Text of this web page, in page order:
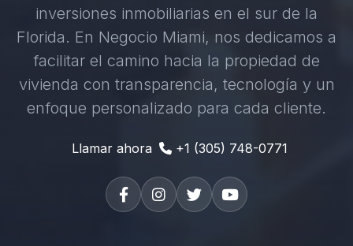
inversiones inmobiliarias en el sur de la
Florida. En Negocio Miami, nos dedicamos a
facilitar el camino hacia la propiedad de
vivienda con transparencia, tecnología y un
enfoque personalizado para cada cliente.
Llamar ahora +1 (305) 748-0771